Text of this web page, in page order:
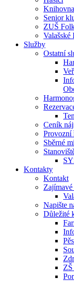
Knihovna
Senior
ZUŠ
Služby
Ostatní
Ceník
Provozní
Sběrné
Kontakty
Kontakt
Napište
Důležité